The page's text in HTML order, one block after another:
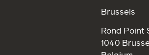
Brussels
Rond Point
1040